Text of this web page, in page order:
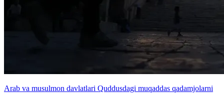
Arab va musulmon davlatlari Quddusdagi muqaddas qadamjolarni